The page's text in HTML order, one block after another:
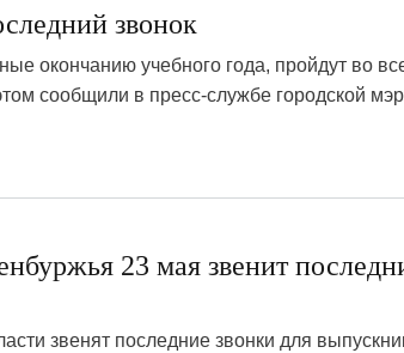
звонок
окончанию учебного года, пройдут во
сообщили в пресс-службе городской
23 мая звенит
звенят последние звонки для